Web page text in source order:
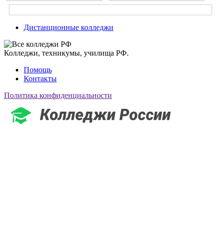
Дистанционные колледжи
Колледжи, техникумы, училища РФ.
Помощь
Контакты
Политика конфиденциальности